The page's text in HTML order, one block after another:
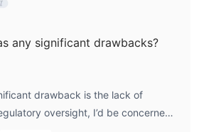
committing any funds.
any significant drawbacks?
drawback is the lack of
oversight, I’d be concerned